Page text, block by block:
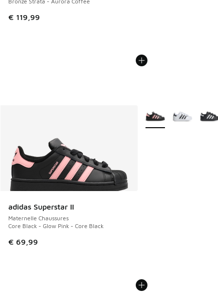
€ 119,99
adidas Superstar II
Maternelle Chaussures
Core Black - Glow Pink - Core Black
€ 69,99
Plus de couleurs